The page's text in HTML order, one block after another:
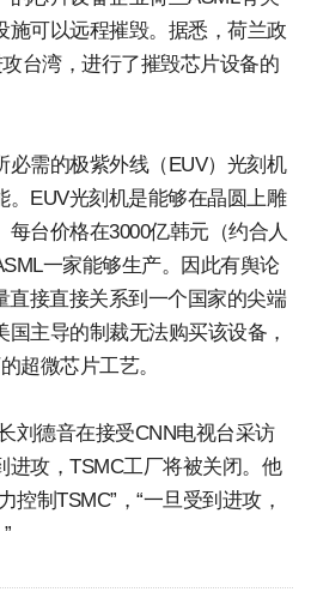
施可以远程摧毁。据悉，荷兰政
台湾，进行了摧毁芯片设备的
必需的极紫外线（EUV）光刻机
。EUV光刻机是能够在晶圆上雕
台价格在3000亿韩元（约合人
一家能够生产。因此有舆论
直接直接关系到一个国家的尖端
主导的制裁无法购买该设备，
超微芯片工艺。
刘德音在接受CNN电视台采访
进攻，TSMC工厂将被关闭。他
控制TSMC”，“一旦受到进攻，